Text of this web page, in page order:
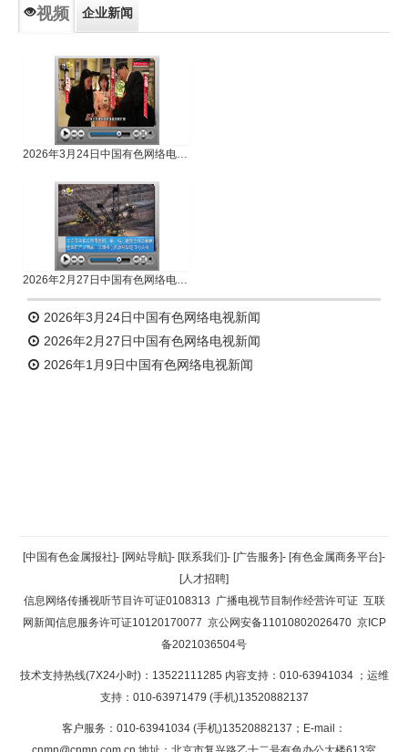
视频 企业新闻
2026年3月24日中国有色网络电视新闻
2026年2月27日中国有色网络电视新闻
2026年3月24日中国有色网络电视新闻
2026年2月27日中国有色网络电视新闻
2026年1月9日中国有色网络电视新闻
返回顶部
返回首页
[中国有色金属报社]- [网站导航]- [联系我们]- [广告服务]- [有色金属商务平台]-
[人才招聘]
信息网络传播视听节目许可证0108313 广播电视节目制作经营许可证 互联
网新闻信息服务许可证10120170077 京公网安备11010802026470 京ICP
备2021036504号
技术支持热线(7X24小时)：13522111285 内容支持：010-63941034 ；运维
支持：010-63971479 (手机)13520882137
客户服务：010-63941034 (手机)13520882137；E-mail：